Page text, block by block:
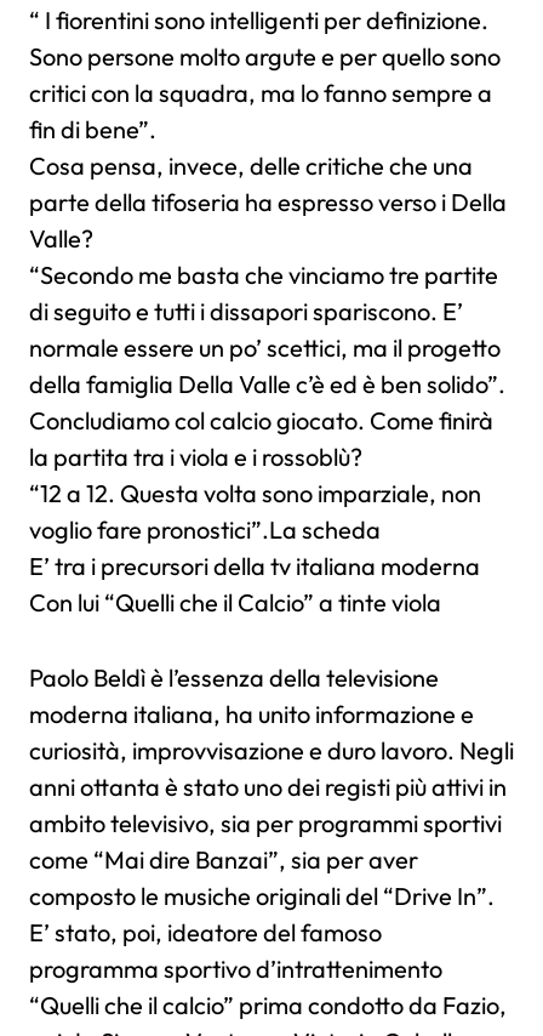
“ I fiorentini sono intelligenti per definizione.
Sono persone molto argute e per quello sono
critici con la squadra, ma lo fanno sempre a
fin di bene”.
Cosa pensa, invece, delle critiche che una
parte della tifoseria ha espresso verso i Della
Valle?
“Secondo me basta che vinciamo tre partite
di seguito e tutti i dissapori spariscono. E’
normale essere un po’ scettici, ma il progetto
della famiglia Della Valle c’è ed è ben solido”.
Concludiamo col calcio giocato. Come finirà
la partita tra i viola e i rossoblù?
“12 a 12. Questa volta sono imparziale, non
voglio fare pronostici”.La scheda
E’ tra i precursori della tv italiana moderna
Con lui “Quelli che il Calcio” a tinte viola
Paolo Beldì è l’essenza della televisione
moderna italiana, ha unito informazione e
curiosità, improvvisazione e duro lavoro. Negli
anni ottanta è stato uno dei registi più attivi in
ambito televisivo, sia per programmi sportivi
come “Mai dire Banzai”, sia per aver
composto le musiche originali del “Drive In”.
E’ stato, poi, ideatore del famoso
programma sportivo d’intrattenimento
“Quelli che il calcio” prima condotto da Fazio,